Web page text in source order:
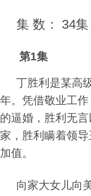
集 数： 34集
第1集
丁胜利是某高
年。凭借敬业工
的逼婚，胜利无
家，胜利瞒着领
加值。
向家大女儿向